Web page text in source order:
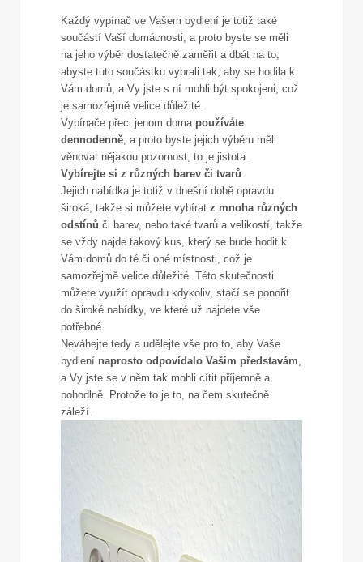
Každý vypínač ve Vašem bydlení je totiž také
součástí Vaší domácnosti, a proto byste se měli
na jeho výběr dostatečně zaměřit a dbát na to,
abyste tuto součástku vybrali tak, aby se hodila k
Vám domů, a Vy jste s ní mohli být spokojeni, což
je samozřejmě velice důležité.
Vypínače přeci jenom doma používáte
dennodenně, a proto byste jejich výběru měli
věnovat nějakou pozornost, to je jistota.
Vybírejte si z různých barev či tvarů
Jejich nabídka je totiž v dnešní době opravdu
široká, takže si můžete vybírat z mnoha různých
odstínů či barev, nebo také tvarů a velikostí, takže
se vždy najde takový kus, který se bude hodit k
Vám domů do té či oné místnosti, což je
samozřejmě velice důležité. Této skutečnosti
můžete využít opravdu kdykoliv, stačí se ponořit
do široké nabídky, ve které už najdete vše
potřebné.
Neváhejte tedy a udělejte vše pro to, aby Vaše
bydlení naprosto odpovídalo Vašim představám,
a Vy jste se v něm tak mohli cítit příjemně a
pohodlně. Protože to je to, na čem skutečně
záleží.